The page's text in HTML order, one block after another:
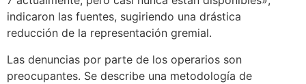
indicaron las fuentes, sugiriendo una drástica
reducción de la representación gremial.
Las denuncias por parte de los operarios son
preocupantes. Se describe una metodología de